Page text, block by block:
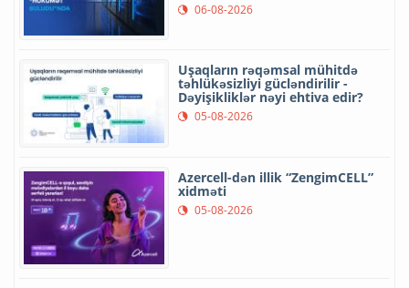
06-08-2026
Uşaqların rəqəmsal mühitdə
təhlükəsizliyi gücləndirilir -
Dəyişikliklər nəyi ehtiva edir?
05-08-2026
Azercell-dən illik “ZengimCELL”
xidməti
05-08-2026